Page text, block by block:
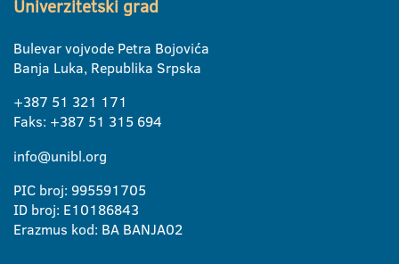
Univerzitetski grad
Bulevar vojvode Petra Bojovića
Banja Luka, Republika Srpska
+387 51 321 171
Faks: +387 51 315 694
info@unibl.org
PIC broj: 995591705
ID broj: E10186843
Erazmus kod: BA BANJA02